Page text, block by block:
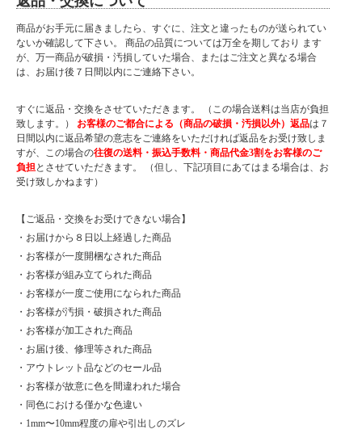
商品がお手元に届きましたら、すぐに、注文と違ったものが送られてい
ないか確認して下さい。 商品の品質については万全を期しており ます
が、万一商品が破損・汚損していた場合、またはご注文と異なる場合
は、お届け後７日間以内にご連絡下さい。
すぐに返品・交換をさせていただきます。 （この場合送料は当店が負担
致します。） お客様のご都合による（商品の破損・汚損以外）返品は７
日間以内に返品希望の意志をご連絡をいただければ返品をお受け致しま
すが、この場合の往復の送料・振込手数料・商品代金3割をお客様のご
負担とさせていただきます。 （但し、下記項目にあてはまる場合は、お
受け致しかねます）
【ご返品・交換をお受けできない場合】
・お届けから８日以上経過した商品
・お客様が一度開梱なされた商品
・お客様が組み立てられた商品
・お客様が一度ご使用になられた商品
・お客様が汚損・破損された商品
・お客様が加工された商品
・お届け後、修理等された商品
・アウトレット品などのセール品
・お客様が故意に色を間違われた場合
・同色における僅かな色違い
・1mm〜10mm程度の扉や引出しのズレ